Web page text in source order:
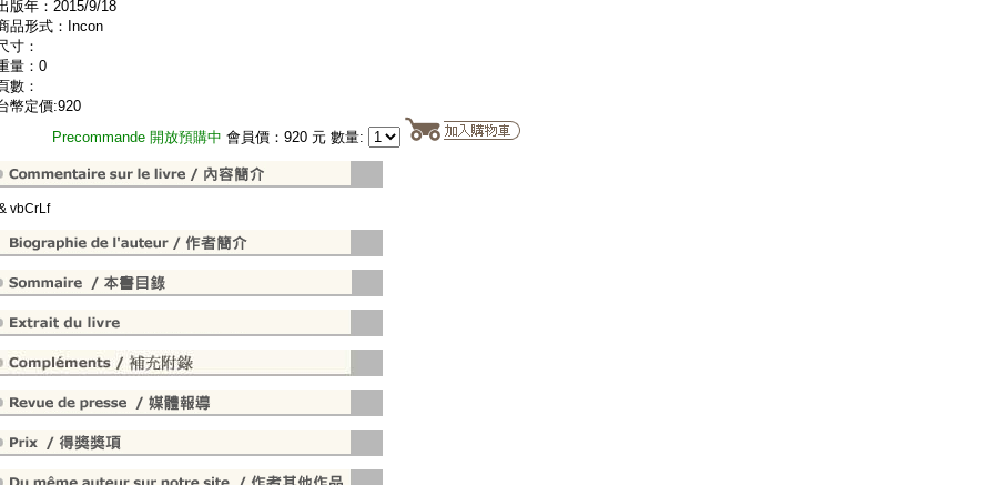
版年：2015/9/18
品形式：Incon
寸：
量：0
數：
幣定價:920
Precommande 開放預購中 會員價：920 元 數量:
vbCrLf